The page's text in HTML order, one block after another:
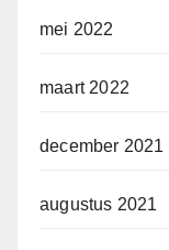
mei 2022
maart 2022
december 2021
augustus 2021